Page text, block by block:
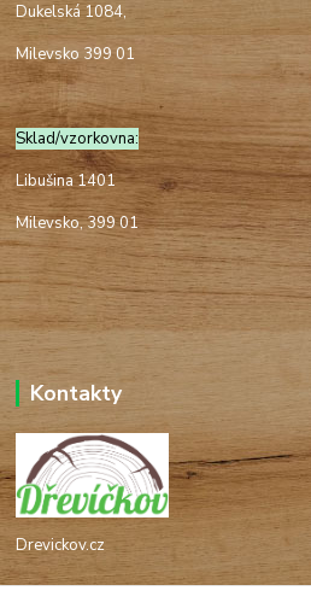
Dukelská 1084,
Milevsko 399 01
Sklad/vzorkovna:
Libušina 1401
Milevsko, 399 01
Kontakty
Drevickov.cz